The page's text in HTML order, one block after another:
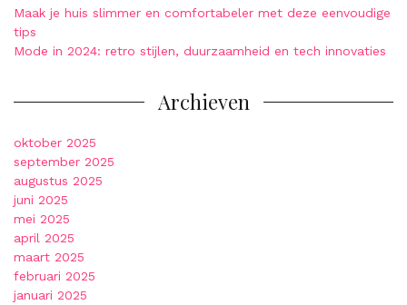
Maak je huis slimmer en comfortabeler met deze eenvoudige
tips
Mode in 2024: retro stijlen, duurzaamheid en tech innovaties
Archieven
oktober 2025
september 2025
augustus 2025
juni 2025
mei 2025
april 2025
maart 2025
februari 2025
januari 2025